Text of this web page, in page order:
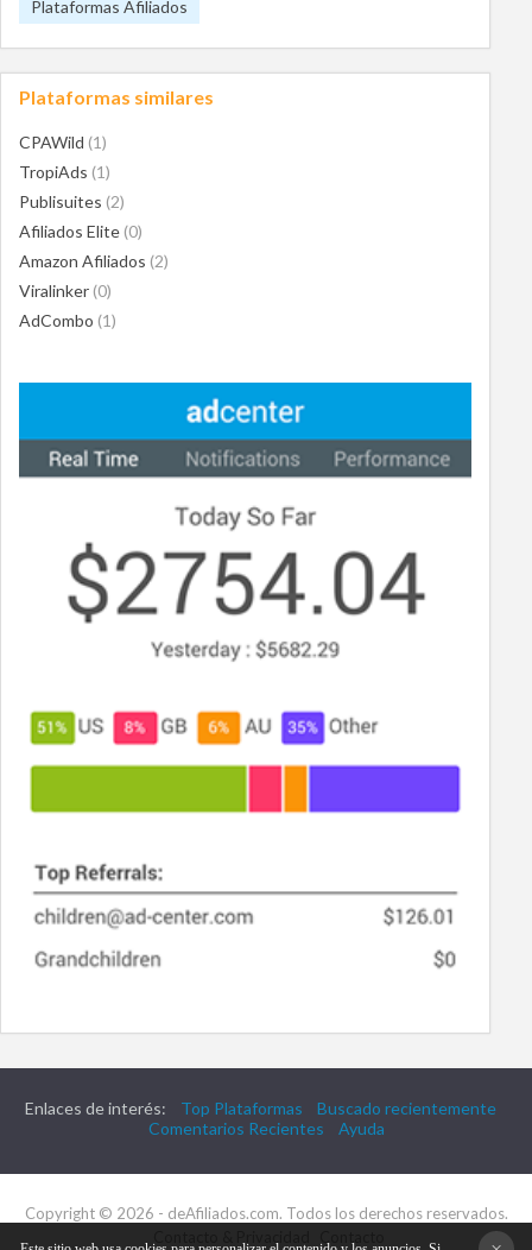
Plataformas Afiliados
Plataformas similares
CPAWild (1)
TropiAds (1)
Publisuites (2)
Afiliados Elite (0)
Amazon Afiliados (2)
Viralinker (0)
AdCombo (1)
Enlaces de interés: Top Plataformas
Buscado recientemente
Comentarios Recientes
Ayuda
Copyright © 2026 - deAfiliados.com. Todos los derechos reservados.